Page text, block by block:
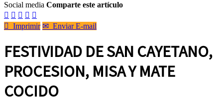
Social media Comparte este artículo
    
 Imprimir ✉ Enviar E-mail
FESTIVIDAD DE SAN CAYETANO,
PROCESION, MISA Y MATE
COCIDO